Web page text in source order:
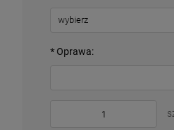
* Oprawa: